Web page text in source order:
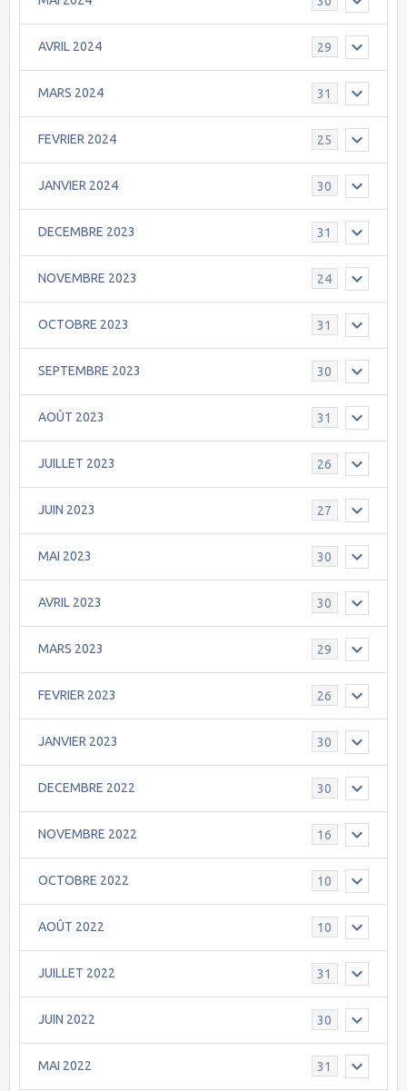
AVRIL 2024 29
MARS 2024 31
FEVRIER 2024 25
JANVIER 2024 30
DECEMBRE 2023 31
NOVEMBRE 2023 24
OCTOBRE 2023 31
SEPTEMBRE 2023 30
AOÛT 2023 31
JUILLET 2023 26
JUIN 2023 27
MAI 2023 30
AVRIL 2023 30
MARS 2023 29
FEVRIER 2023 26
JANVIER 2023 30
DECEMBRE 2022 30
NOVEMBRE 2022 16
OCTOBRE 2022 10
AOÛT 2022 10
JUILLET 2022 31
JUIN 2022 30
MAI 2022 31